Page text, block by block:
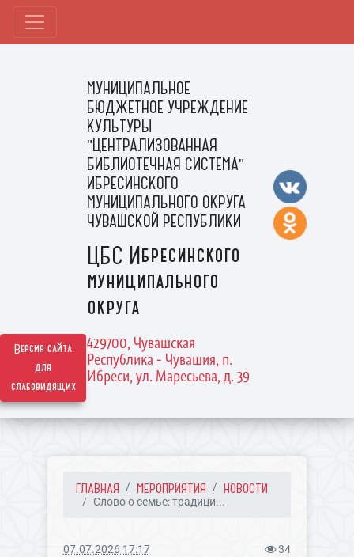
Версия сайта
для
слабовидящих
МУНИЦИПАЛЬНОЕ
БЮДЖЕТНОЕ УЧРЕЖДЕНИЕ
КУЛЬТУРЫ
"ЦЕНТРАЛИЗОВАННАЯ
БИБЛИОТЕЧНАЯ СИСТЕМА"
ИБРЕСИНСКОГО
МУНИЦИПАЛЬНОГО ОКРУГА
ЧУВАШСКОЙ РЕСПУБЛИКИ
ЦБС Ибресинского
муниципального
округа
429700, Чувашская
Республика - Чувашия, п.
Ибреси, ул. Маресьева, д. 39
ГЛАВНАЯ МЕРОПРИЯТИЯ НОВОСТИ
Слово о семье: традици...
07.07.2026 17:17 34